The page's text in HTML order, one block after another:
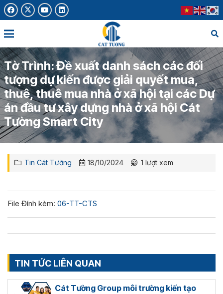
Tờ Trình: Đề xuất danh sách các đối
tượng dự kiến được giải quyết mua,
thuê, thuê mua nhà ở xã hội tại các Dự
án đầu tư xây dựng nhà ở xã hội Cát
Tường Smart City
Tin Cát Tường 18/10/2024 1 lượt xem
File Đính kèm: 06-TT-CTS
TIN TỨC LIÊN QUAN
Cát Tường Group môi trường kiến tạo